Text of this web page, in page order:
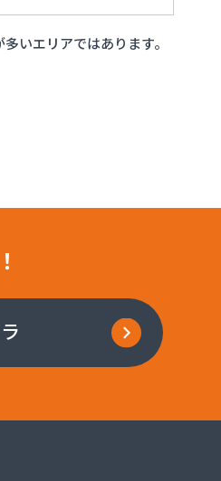
いエリアではあります。